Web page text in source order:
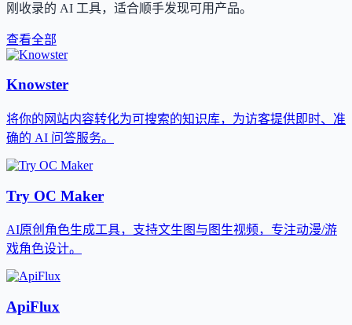
刚收录的 AI 工具，适合顺手发现可用产品。
查看全部
Knowster
将你的网站内容转化为可搜索的知识库，为访客提供即时、准
确的 AI 问答服务。
Try OC Maker
AI原创角色生成工具，支持文生图与图生视频，专注动漫/游
戏角色设计。
ApiFlux